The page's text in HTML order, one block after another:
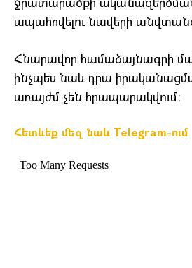
ապահովելու նավերի
Հնարավոր համաձայնագրի
ինչպես նաև դրա
առայժմ չեն հրապարակվում։
Հետևեք մեզ նաև Telegram-ում